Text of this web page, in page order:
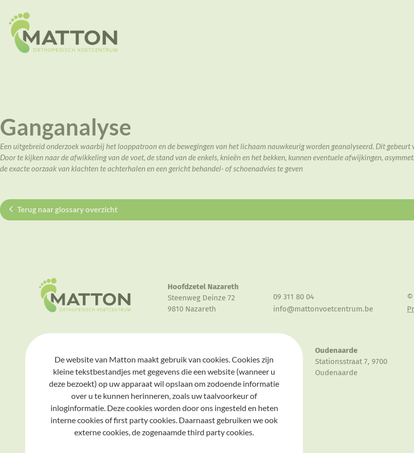
Ganganalyse
Een uitgebreid onderzoek waarbij het looppatroon en de bewegingen van het lichaam nauwkeurig worden geanalyseerd. Dit
Door te kijken naar de afwikkeling van de voet, de stand van de enkels, knieën en het bekken, kunnen eventuele afwijkingen,
de exacte oorzaak van klachten te achterhalen en een gericht behandel- of schoenadvies te geven
Terug naar glossary overzicht
Hoofdzetel Nazareth
Steenweg Deinze 72
9810 Nazareth
09 311 80 04
info@mattonvoetcentrum.be
©
Graaf Van Vlaanderenplein 33, 9000
Gent
Oudenaarde
Stationsstraat 7, 9700
Oudenaarde
De website van Matton maakt gebruik van cookies. Cookies zijn
kleine tekstbestandjes met gegevens die een website (wanneer u
deze bezoekt) op uw apparaat wil opslaan om zodoende informatie
over u te kunnen herinneren, zoals uw taalvoorkeur of
inloginformatie. Deze cookies worden door ons ingesteld en heten
interne cookies of first party cookies. Daarnaast gebruiken we ook
externe cookies, de zogenaamde third party cookies.